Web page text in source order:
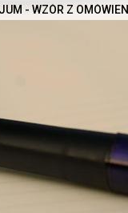
- WZÓR Z